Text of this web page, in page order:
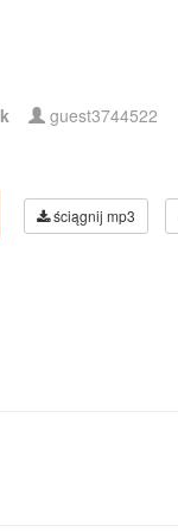
guest3744522
ściągnij mp3